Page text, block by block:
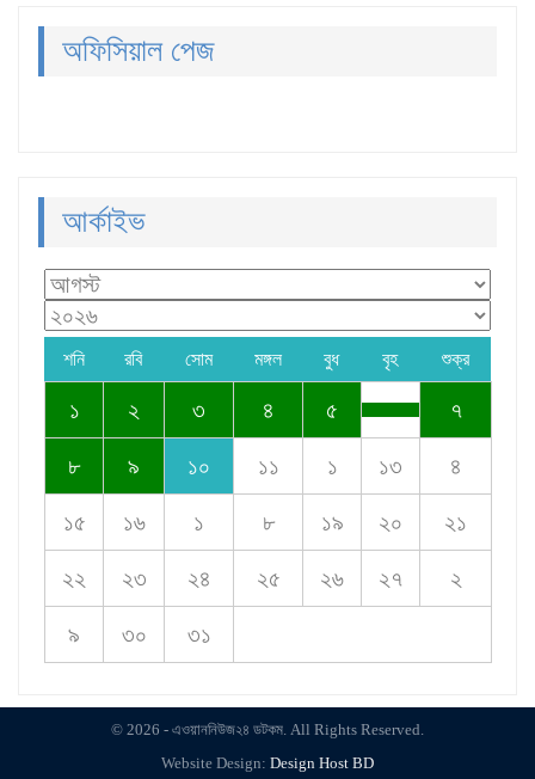
অফিসিয়াল পেজ
আর্কাইভ
শনি রবি সোম মঙ্গল বুধ বৃহ শুক্র
১ ২ ৩ ৪ ৫ ৭
৮ ৯ ১০ ১১ ১ ১৩ ৪
১৫ ১৬ ১ ৮ ১৯ ২০ ২১
২২ ২৩ ২৪ ২৫ ২৬ ২৭ ২
৯ ৩০ ৩১
© 2026 - এওয়াননিউজ২৪ ডটকম. All Rights Reserved.
Website Design: Design Host BD